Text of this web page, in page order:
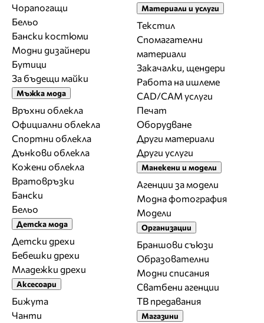
Чорапогащи
Бельо
Бански костюми
Модни дизайнери
Бутици
За бъдещи майки
Мъжка мода
Връхни облекла
Официални облекла
Спортни облекла
Дънкови облекла
Кожени облекла
Вратовръзки
Бански
Бельо
Детска мода
Детски дрехи
Бебешки дрехи
Младежки дрехи
Аксесоари
Бижута
Чанти
Материали и услуги
Текстил
Спомагателни
материали
Закачалки, щендери
Работа на ишлеме
CAD/CAM услуги
Печат
Оборудване
Други материали
Други услуги
Манекени и модели
Агенции за модели
Модна фотография
Модели
Организации
Браншови съюзи
Образователни
Модни списания
Сватбени агенции
ТВ предавания
Магазини